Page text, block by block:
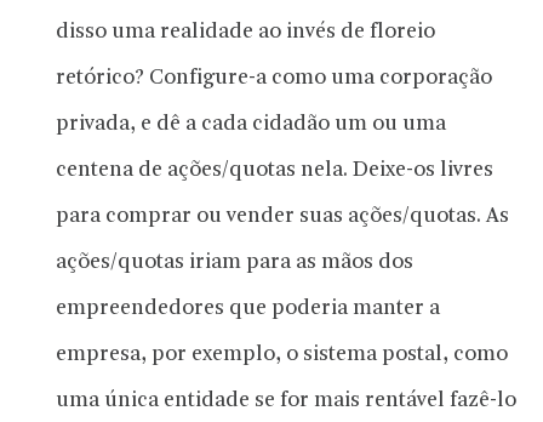
disso uma realidade ao invés de floreio
retórico? Configure-a como uma corporação
privada, e dê a cada cidadão um ou uma
centena de ações/quotas nela. Deixe-os livres
para comprar ou vender suas ações/quotas. As
ações/quotas iriam para as mãos dos
empreendedores que poderia manter a
empresa, por exemplo, o sistema postal, como
uma única entidade se for mais rentável fazê-lo